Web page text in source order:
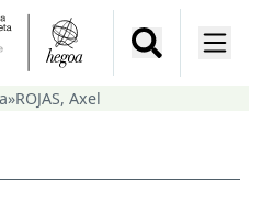
»ROJAS, Axel